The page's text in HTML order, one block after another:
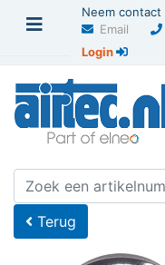
Neem
Email
Login
U bevindt zich hier
Terug